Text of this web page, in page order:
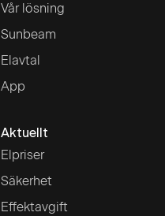
Vår lösning
Sunbeam
Elavtal
App
Aktuellt
Elpriser
Säkerhet
Effektavgift